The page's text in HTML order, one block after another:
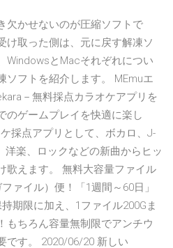
欠かせないのが圧縮ソフトで
け取った側は、元に戻す解凍ソ
WindowsとMacそれぞれについ
ソフトを紹介します。 MEmuエ
－無料採点カラオケアプリを
のゲームプレイを快適に楽し
採点アプリとして、ボカロ、J-
洋楽、ロックなどの新曲からヒッ
歌えます。 無料大容量ファイル
ァイル）便！「1週間～60日」
期限に加え、1ファイル200Gま
もちろん容量無制限でアンチウ
です。 2020/06/20 新しい